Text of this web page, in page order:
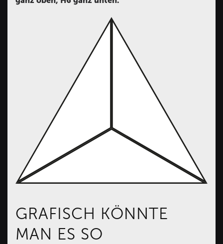
GRAFISCH KÖNNTE
MAN ES SO